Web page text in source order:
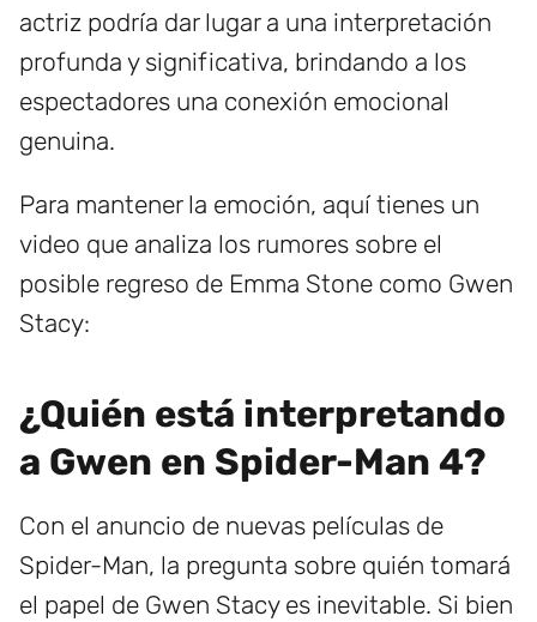
actriz podría dar lugar a una interpretación
profunda y significativa, brindando a los
espectadores una conexión emocional
genuina.
Para mantener la emoción, aquí tienes un
video que analiza los rumores sobre el
posible regreso de Emma Stone como Gwen
Stacy:
¿Quién está interpretando
a Gwen en Spider-Man 4?
Con el anuncio de nuevas películas de
Spider-Man, la pregunta sobre quién tomará
el papel de Gwen Stacy es inevitable. Si bien